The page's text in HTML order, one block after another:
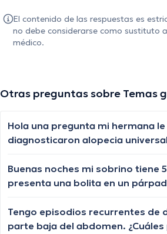
El contenido de las respuestas es
no debe considerarse como sustituto
médico.
Otras preguntas sobre Temas
Hola una pregunta mi hermana le
diagnosticaron alopecia
las cejas y pestañas , aunque ya
creciendo de a poquito pero
pestañas igual algún tratamiento
crecer o esa enfermedad ya no
Buenas noches mi sobrino tiene
presenta una bolita en un
vuelve aparecer, qué especialista
ayudar?
Tengo episodios recurrentes de
parte baja del abdomen.